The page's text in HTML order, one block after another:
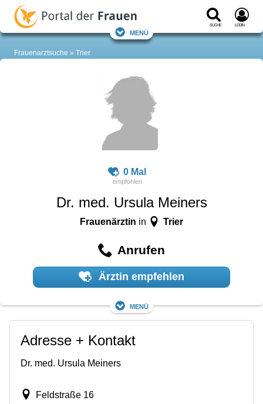
Suche Login
Menü
Frauenarztsuche Trier
0 Mal
Dr. med. Ursula Meiners
Frauenärztin in Trier
Anrufen
Ärztin empfehlen
Menü
Adresse + Kontakt
Dr. med. Ursula Meiners
Feldstraße 16